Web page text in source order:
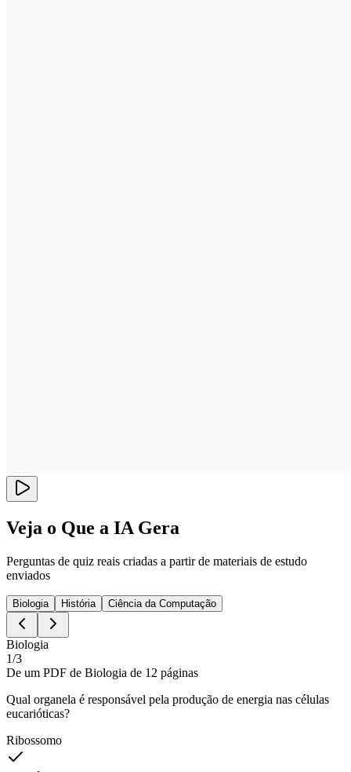
Veja o Que a IA Gera
Perguntas de quiz reais criadas a partir de materiais de estudo
enviados
Biologia História Ciência da Computação
Biologia
1/3
De um PDF de Biologia de 12 páginas
Qual organela é responsável pela produção de energia nas células
eucarióticas?
Ribossomo